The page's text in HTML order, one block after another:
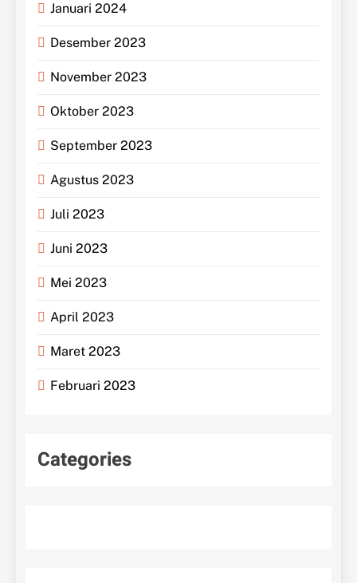
Januari 2024
Desember 2023
November 2023
Oktober 2023
September 2023
Agustus 2023
Juli 2023
Juni 2023
Mei 2023
April 2023
Maret 2023
Februari 2023
Categories